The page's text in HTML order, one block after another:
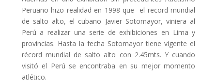
Peruano hizo realidad en 1998 que el record mundial
de salto alto, el cubano Javier Sotomayor, viniera al
Perú a realizar una serie de exhibiciones en Lima y
provincias. Hasta la fecha Sotomayor tiene vigente el
récord mundial de salto alto con 2.45mts. Y cuando
visitó el Perú se encontraba en su mejor momento
atlético.